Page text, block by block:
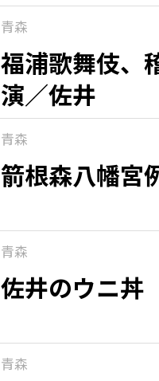
青森
福浦歌舞伎
演／佐井
青森
箭根森八幡
青森
佐井のウニ丼
青森